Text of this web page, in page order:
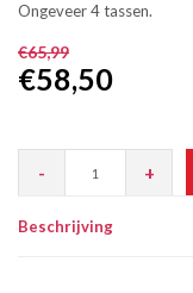
Ongeveer 4 tassen.
€65,99
€58,50
- +
Beschrijving